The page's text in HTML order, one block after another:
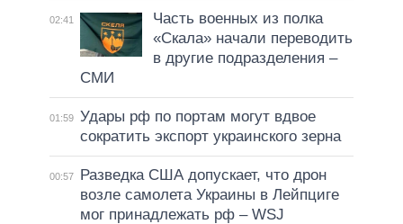
02:41
Часть военных из полка
«Скала» начали переводить
в другие подразделения –
СМИ
01:59 Удары рф по портам могут вдвое
сократить экспорт украинского зерна
00:57
Разведка США допускает, что дрон
возле самолета Украины в Лейпциге
мог принадлежать рф – WSJ